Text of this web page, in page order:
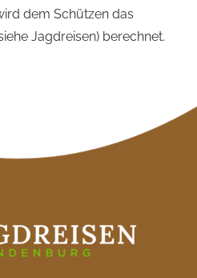
dem Schützen das
Jagdreisen) berechnet.